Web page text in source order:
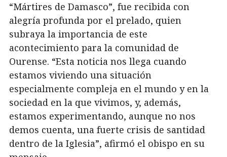
“Mártires de Damasco”, fue recibida con
alegría profunda por el prelado, quien
subraya la importancia de este
acontecimiento para la comunidad de
Ourense. “Esta noticia nos llega cuando
estamos viviendo una situación
especialmente compleja en el mundo y en la
sociedad en la que vivimos, y, además,
estamos experimentando, aunque no nos
demos cuenta, una fuerte crisis de santidad
dentro de la Iglesia”, afirmó el obispo en su